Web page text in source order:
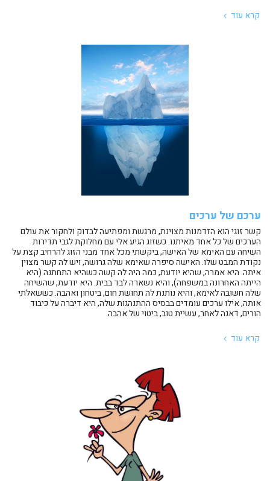
קרא עוד
ערכם של ערכים
קשר זוגי הוא הזדמנות מצוינת, מרגשת ומפתיעה לבדוק ולחקור את עולם
הערכים של כל אחד מאיתנו. כשזוג הגיע אלי עם מחלוקת לגבי תדירות
השיחה עם האימא של האישה, ביקשתי מכל אחד מבני הזוג להרחיב קצת על
נקודת המבט שלו. האישה סיפרה שאימא שלה גרושה, ויש לה קשר מצוין
איתה. היא אמרה, שהיא יודעת, כמה היה לה קשה כשהיא התחתנה (היא
הייתה האחרונה במשפחה), והיא נשארה לבד בבית. היא יודעת, שהשיחה
שלה חשובה לאימא, והיא נותנת לה תחושת חום, ביטחון ואהבה. כששאלתי
אותה, אילו ערכים עומדים בבסיס ההתנהגות שלה, היא דיברה על כיבוד
הורים, דאגה לאחר, עשיית טוב, ביטוי של אהבה.
קרא עוד